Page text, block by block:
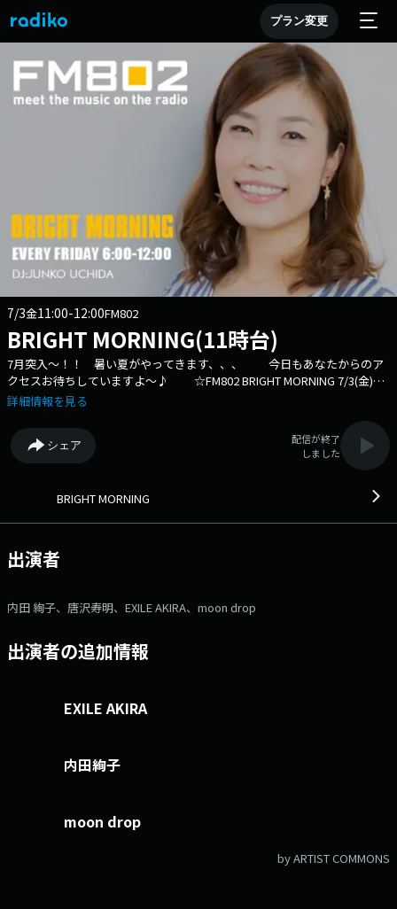
プラン変更
7/3金11:00-12:00FM802
BRIGHT MORNING(11時台)
7月突入～！！ 暑い夏がやってきます、、、 今日もあなたからのア
クセスお待ちしていますよ～♪ ☆FM802 BRIGHT MORNING 7/3(金)メ
ニュー☆ ●6時台：【moon drop】からモーニングメッセージが到
●8時台：【Joshin Cheer Up】ロッキンレディオ ライブ音源2曲でニコイ
チ！ ●9時台：【KANPY HAPPY JAM】EXILE AKIRAゲストで登場♪
●10時台：【ワコーレMusic Closet】今日は 10-FEET あなたの選ぶ 10-
①：ファミリーマート POP UP LIFE メッセージを送ってくれてリクエス
てファミマに関する投稿をしてね♪ ●11時台中盤 映画トイ・スト
ーリー ウッディ役 声優【 唐沢寿明 】ゲストで登場！ ⇒
ュタグは「#fm802」 ⇒twitterアカウントは「@fm802_pr」
⇒facebookページはコチラ
詳細情報を見る
シェア
配信が終了
しました
BRIGHT MORNING
出演者
内田 絢子、唐沢寿明、EXILE AKIRA、moon drop
出演者の追加情報
EXILE AKIRA
内田絢子
moon drop
by ARTIST COMMONS